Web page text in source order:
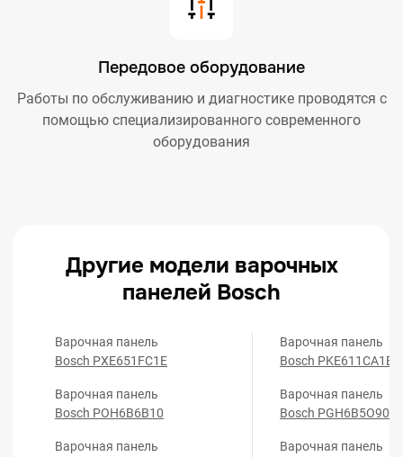
Передовое оборудование
Работы по обслуживанию и диагностике проводятся с
помощью специализированного современного
оборудования
Другие модели варочных
панелей Bosch
Варочная панель
Bosch PXE651FC1E
Варочная панель
Bosch POH6B6B10
Варочная панель
Варочная панель
Bosch PKE611CA1E
Варочная панель
Bosch PGH6B5O90R
Варочная панель